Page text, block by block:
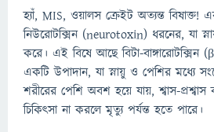
হ্যাঁ, MIS, ওয়ালস ক্রেইট অত্যন্ত বিষাক্ত!
নিউরোটক্সিন (neurotoxin) ধরনের, যা
করে। এই বিষে আছে বিটা-
একটি উপাদান, যা স্নায়ু ও পেশির মধ্যে
শরীরের পেশি অবশ হয়ে যায়, শ্বাস-
চিকিৎসা না করলে মৃত্যু পর্যন্ত হতে পারে।